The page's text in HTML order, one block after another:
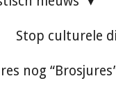
Stop culturele
nog